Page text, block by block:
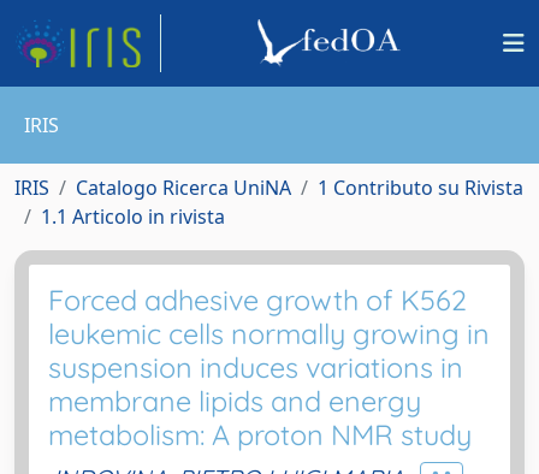
IRIS
IRIS Catalogo Ricerca UniNA
1 Contributo su Rivista
1.1 Articolo in rivista
Forced adhesive growth of K562
leukemic cells normally growing in
suspension induces variations in
membrane lipids and energy
metabolism: A proton NMR study